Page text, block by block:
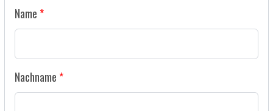
Name
Nachname